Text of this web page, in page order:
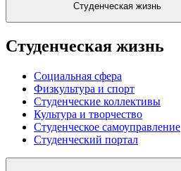
Студенческая жизнь
Студенческая жизнь
Социальная сфера
Физкультура и спорт
Студенческие коллективы
Культура и творчество
Студенческое самоуправление
Студенческий портал